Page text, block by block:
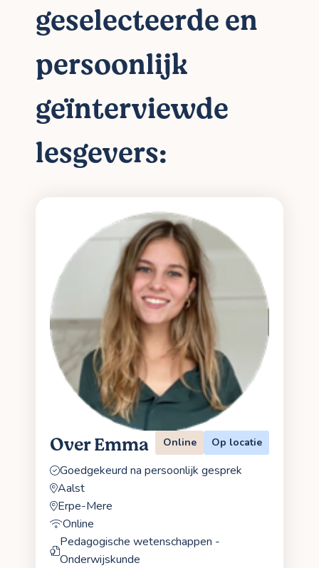
geselecteerde en
persoonlijk
geïnterviewde
lesgevers:
Over Emma Online Op locatie
Goedgekeurd na persoonlijk gesprek
Aalst
Erpe-Mere
Online
Pedagogische wetenschappen -
Onderwijskunde